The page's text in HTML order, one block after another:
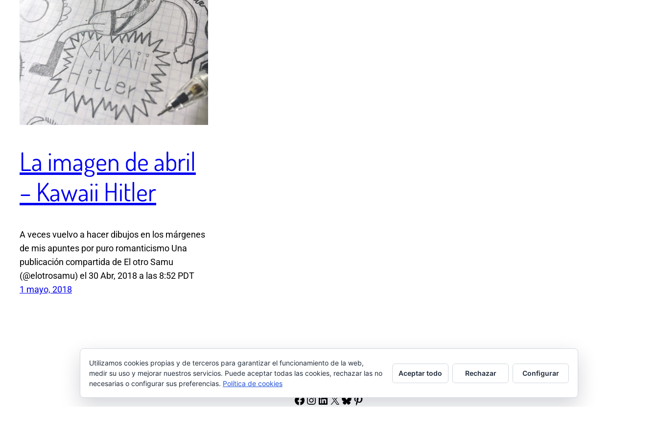
La imagen de abril
– Kawaii Hitler
A veces vuelvo a hacer dibujos en los márgenes
de mis apuntes por puro romanticismo Una
publicación compartida de El otro Samu
(@elotrosamu) el 30 Abr, 2018 a las 8:52 PDT
1 mayo, 2018
Facebook
Instagram
LinkedIn
X Bluesky
Pinterest
Utilizamos cookies propias y de terceros para garantizar el funcionamiento de la web,
medir su uso y mejorar nuestros servicios. Puede aceptar todas las cookies, rechazar las no
necesarias o configurar sus preferencias. Política de cookies
Aceptar todo Rechazar Configurar